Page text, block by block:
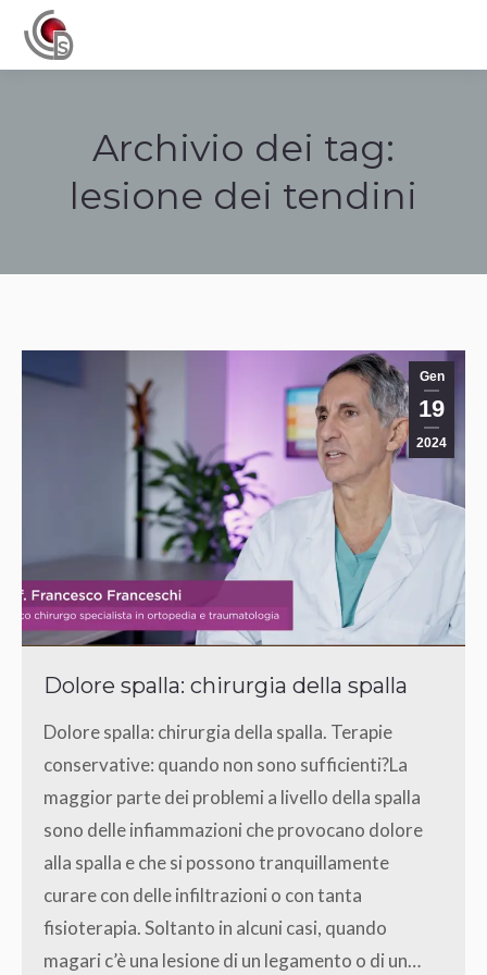
Archivio dei tag:
lesione dei tendini
Gen
19
2024
Dolore spalla: chirurgia della spalla
Dolore spalla: chirurgia della spalla. Terapie
conservative: quando non sono sufficienti?La
maggior parte dei problemi a livello della spalla
sono delle infiammazioni che provocano dolore
alla spalla e che si possono tranquillamente
curare con delle infiltrazioni o con tanta
fisioterapia. Soltanto in alcuni casi, quando
magari c’è una lesione di un legamento o di un…